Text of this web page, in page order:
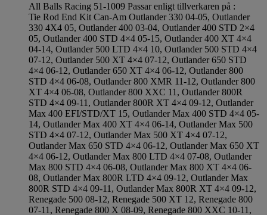
All Balls Racing 51-1009 Passar enligt tillverkaren på :
Tie Rod End Kit Can-Am Outlander 330 04-05, Outlander
330 4X4 05, Outlander 400 03-04, Outlander 400 STD 2×4
05, Outlander 400 STD 4×4 05-15, Outlander 400 XT 4×4
04-14, Outlander 500 LTD 4×4 10, Outlander 500 STD 4×4
07-12, Outlander 500 XT 4×4 07-12, Outlander 650 STD
4×4 06-12, Outlander 650 XT 4×4 06-12, Outlander 800
STD 4×4 06-08, Outlander 800 XMR 11-12, Outlander 800
XT 4×4 06-08, Outlander 800 XXC 11, Outlander 800R
STD 4×4 09-11, Outlander 800R XT 4×4 09-12, Outlander
Max 400 EFI/STD/XT 15, Outlander Max 400 STD 4×4 05-
14, Outlander Max 400 XT 4×4 06-14, Outlander Max 500
STD 4×4 07-12, Outlander Max 500 XT 4×4 07-12,
Outlander Max 650 STD 4×4 06-12, Outlander Max 650 XT
4×4 06-12, Outlander Max 800 LTD 4×4 07-08, Outlander
Max 800 STD 4×4 06-08, Outlander Max 800 XT 4×4 06-
08, Outlander Max 800R LTD 4×4 09-12, Outlander Max
800R STD 4×4 09-11, Outlander Max 800R XT 4×4 09-12,
Renegade 500 08-12, Renegade 500 XT 12, Renegade 800
07-11, Renegade 800 X 08-09, Renegade 800 XXC 10-11,